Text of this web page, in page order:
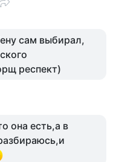
сам выбирал,
респект)
она есть,а в